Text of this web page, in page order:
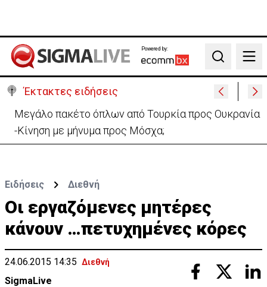
Powered by:
Search
Έκτακτες ειδήσεις
Μεγάλο πακέτο όπλων από Τουρκία προς Ουκρανία
-Κίνηση με μήνυμα προς Μόσχα;
Ειδήσεις Διεθνή
Οι εργαζόμενες μητέρες
κάνουν …πετυχημένες κόρες
24.06.2015 14:35 Διεθνή
SigmaLive